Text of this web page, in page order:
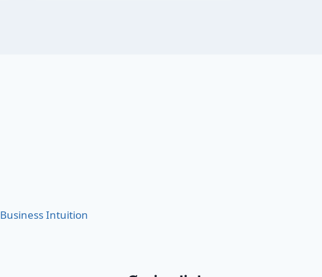
Business Intuition